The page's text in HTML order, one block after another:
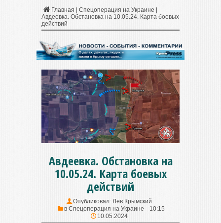
Главная Спецоперация на Украине
Авдеевка. Обстановка на 10.05.24. Карта боевых
действий
Авдеевка. Обстановка на
10.05.24. Карта боевых
действий
Опубликовал: Лев Крымский
в Спецоперация на Украине
10:15
10.05.2024